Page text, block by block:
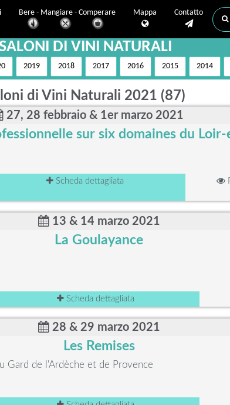
Bere - Mangiare - Comperare Mappa Contatto
DI VINI NATURALI
2019 2018 2017 2016 2015 2014
di Vini Naturali 2021 (87)
27, 28 febbraio & 1er marzo 2021
sur six domaines du
Scheda dettagliata
13 & 14 marzo 2021
La Goulayance
Scheda dettagliata
28 & 29 marzo 2021
Les Remises
Gard de l'Ardèche et de Provence